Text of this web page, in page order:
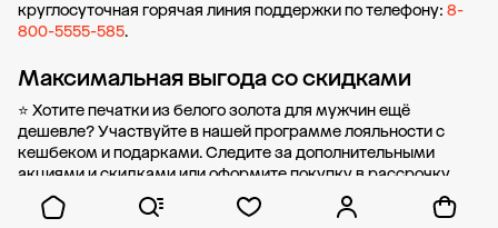
круглосуточная горячая линия поддержки по телефону: 8-
800-5555-585.
Максимальная выгода со скидками
⭐ Хотите печатки из белого золота для мужчин ещё
дешевле? Участвуйте в нашейпрограмме лояльностис
кешбеком и подарками. Следите за дополнительными
акциями и скидкамиили оформитепокупку в рассрочку
без первоначального взноса от стоимости.